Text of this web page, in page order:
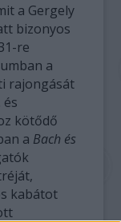
a Gergely
bizonyos
re
a
rajongását
kötődő
a Bach és
kabátot